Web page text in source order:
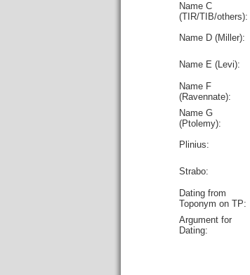
Name C
(TIR/TIB/others):
Name D (Miller):
Name E (Levi):
Name F
(Ravennate):
Name G
(Ptolemy):
Plinius:
Strabo:
Dating from
Toponym on TP:
Argument for
Dating: